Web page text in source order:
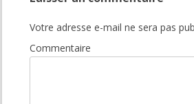
Votre adresse e-mail ne sera pas
Commentaire